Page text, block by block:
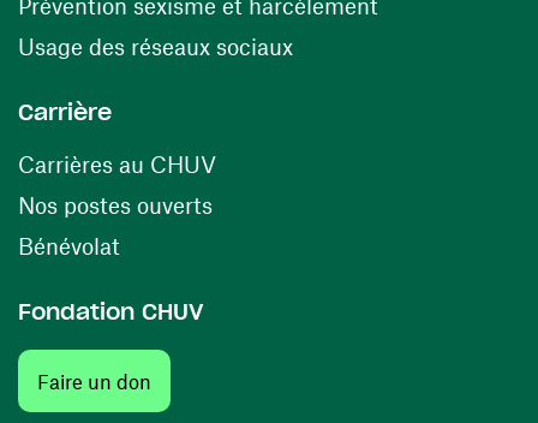
Usage des réseaux sociaux(ouvre une nouvelle
Carrière
Carrières au CHUV(ouvre une nouvelle fenêtre)
Nos postes ouverts(ouvre une nouvelle fenêtre)
Bénévolat
Fondation CHUV
Faire un don